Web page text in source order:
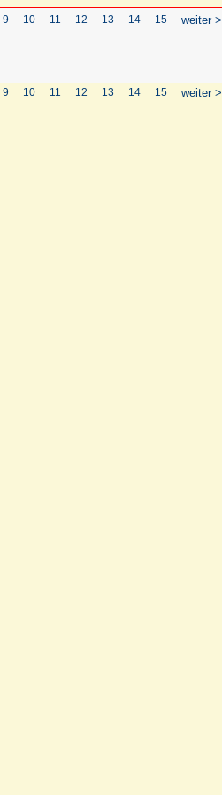
9 10 11 12 13 14 15
weiter >
9 10 11 12 13 14 15 weiter >